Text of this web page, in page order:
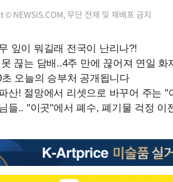
NEWSIS.COM, 무단 전재 및 재배포 금지